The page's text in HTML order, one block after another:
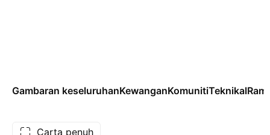
Gambaran keseluruhanKewanganKomunitiTeknikal
Carta penuh